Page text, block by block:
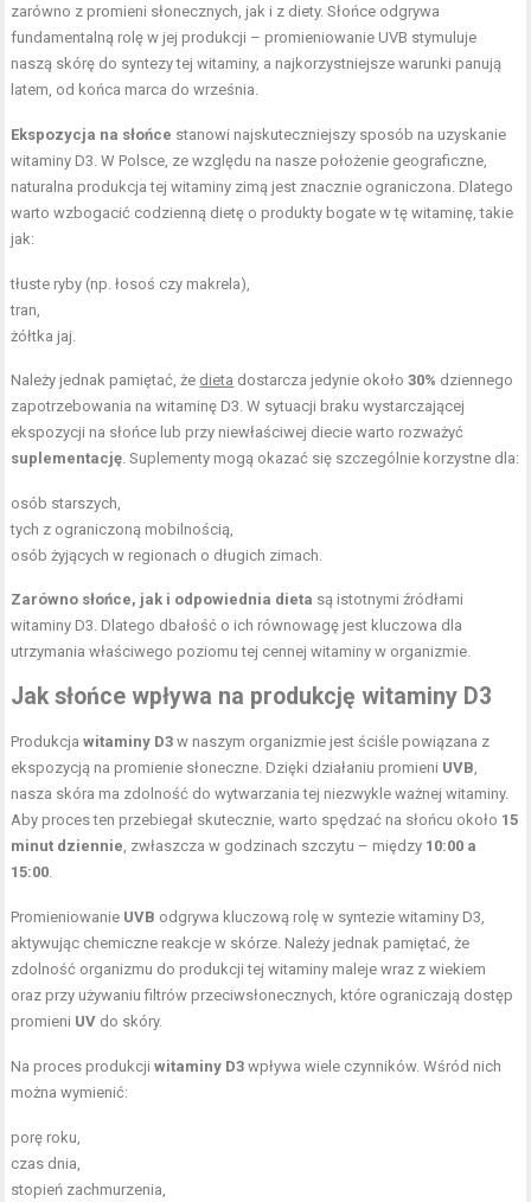
zarówno z promieni słonecznych, jak i z diety. Słońce odgrywa
fundamentalną rolę w jej produkcji – promieniowanie UVB stymuluje
naszą skórę do syntezy tej witaminy, a najkorzystniejsze warunki panują
latem, od końca marca do września.
Ekspozycja na słońce stanowi najskuteczniejszy sposób na uzyskanie
witaminy D3. W Polsce, ze względu na nasze położenie geograficzne,
naturalna produkcja tej witaminy zimą jest znacznie ograniczona. Dlatego
warto wzbogacić codzienną dietę o produkty bogate w tę witaminę, takie
jak:
tłuste ryby (np. łosoś czy makrela),
tran,
żółtka jaj.
Należy jednak pamiętać, że dieta dostarcza jedynie około30% dziennego
zapotrzebowania na witaminę D3. W sytuacji braku wystarczającej
ekspozycji na słońce lub przy niewłaściwej diecie warto rozważyć
suplementację . Suplementy mogą okazać się szczególnie korzystne dla:
osób starszych,
tych z ograniczoną mobilnością,
osób żyjących w regionach o długich zimach.
Zarówno słońce, jak i odpowiednia dieta są istotnymi źródłami
witaminy D3. Dlatego dbałość o ich równowagę jest kluczowa dla
utrzymania właściwego poziomu tej cennej witaminy w organizmie.
Jak słońce wpływa na produkcję witaminy D3
Produkcjawitaminy D3 w naszym organizmie jest ściśle powiązana z
ekspozycją na promienie słoneczne. Dzięki działaniu promieni UVB
nasza skóra ma zdolność do wytwarzania tej niezwykle ważnej witaminy.
Aby proces ten przebiegał skutecznie, warto spędzać na słońcu około 15
minut dziennie , zwłaszcza w godzinach szczytu – między 10:00 a
15:00
Promieniowanie UVB odgrywa kluczową rolę w syntezie witaminy D3,
aktywując chemiczne reakcje w skórze. Należy jednak pamiętać, że
zdolność organizmu do produkcji tej witaminy maleje wraz z wiekiem
oraz przy używaniu filtrów przeciwsłonecznych, które ograniczają dostęp
promieni UV do skóry.
Na proces produkcjiwitaminy D3 wpływa wiele czynników. Wśród nich
można wymienić:
porę roku,
czas dnia,
stopień zachmurzenia,